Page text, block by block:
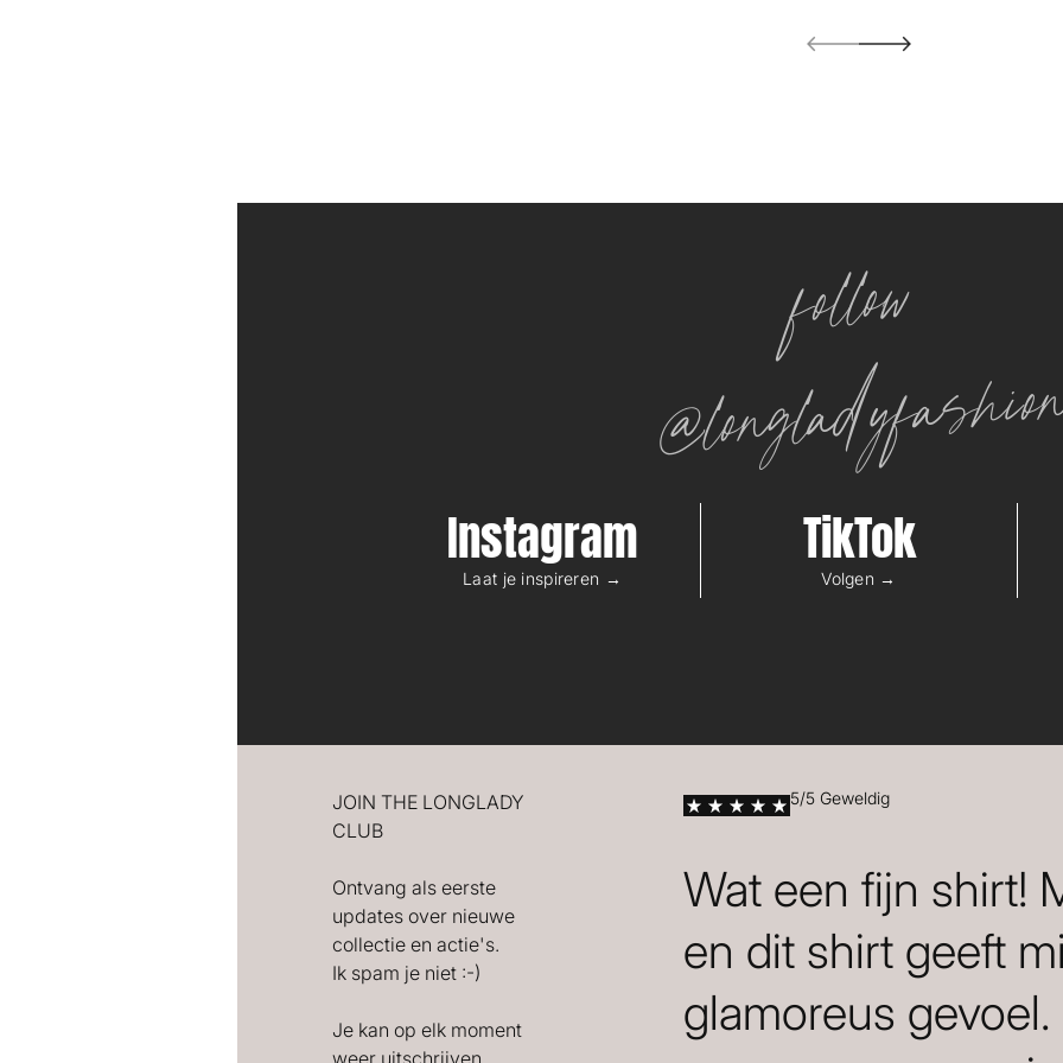
follow
Instagram
Laat je inspireren →
TikTok
Volgen →
JOIN THE LONGLADY
CLUB
Ontvang als eerste
updates over nieuwe
collectie en actie's.
Ik spam je niet :-)
Je kan op elk moment
5/5 Geweldig
Wat een fijn shirt!
en dit shirt geeft
glamoreus